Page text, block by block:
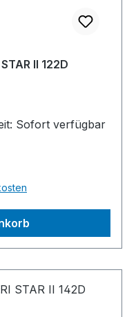
II 122D
Sofort verfügbar